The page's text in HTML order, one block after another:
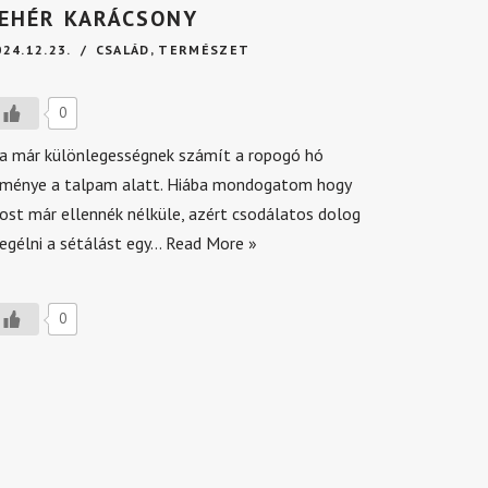
KARÁCSONY
CSALÁD , TERMÉSZET
0
már különlegességnek számít a ropogó hó
a talpam alatt. Hiába mondogatom hogy
már ellennék nélküle, azért csodálatos dolog
a sétálást egy… Read More »
0